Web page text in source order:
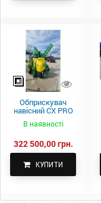
Обприскувач
навісний CX PRO
В наявності
322 500,00 грн.
КУПИТИ